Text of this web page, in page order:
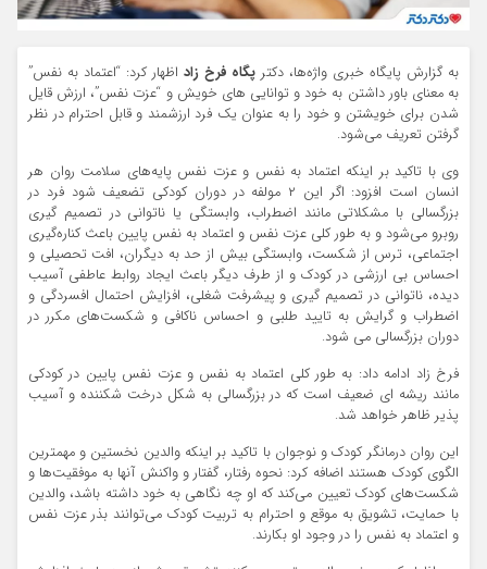
به گزارش پایگاه خبری واژه‌ها، دکتر پگاه فرخ زاد اظهار کرد: “اعتماد به نفس”
به معنای باور داشتن به خود و توانایی های خویش و “عزت نفس”، ارزش قایل
شدن برای خویشتن و خود را به عنوان یک فرد ارزشمند و قابل احترام در نظر
گرفتن تعریف می‌شود.
وی با تاکید بر اینکه اعتماد به نفس و عزت نفس پایه‌های سلامت روان هر
انسان است افزود: اگر این ۲ مولفه در دوران کودکی تضعیف شود فرد در
بزرگسالی با مشکلاتی مانند اضطراب، وابستگی یا ناتوانی در تصمیم گیری
روبرو می‌شود و به طور کلی عزت نفس و اعتماد به نفس پایین باعث کناره‌گیری
اجتماعی، ترس از شکست، وابستگی بیش از حد به دیگران، افت تحصیلی و
احساس بی ارزشی در کودک و از طرف دیگر باعث ایجاد روابط عاطفی آسیب
دیده، ناتوانی در تصمیم گیری و پیشرفت شغلی، افزایش احتمال افسردگی و
اضطراب و گرایش به تایید طلبی و احساس ناکافی و شکست‌های مکرر در
دوران بزرگسالی می شود.
فرخ زاد ادامه داد: به طور کلی اعتماد به نفس و عزت نفس پایین در کودکی
مانند ریشه ای ضعیف است که در بزرگسالی به شکل درخت شکننده و آسیب
پذیر ظاهر خواهد شد.
این روان درمانگر کودک و نوجوان با تاکید بر اینکه والدین نخستین و مهمترین
الگوی کودک هستند اضافه کرد: نحوه رفتار، گفتار و واکنش آنها به موفقیت‌ها و
شکست‌های کودک تعیین می‌کند که او چه نگاهی به خود داشته باشد، والدین
با حمایت، تشویق به موقع و احترام به تربیت کودک می‌توانند بذر عزت نفس
و اعتماد به نفس را در وجود او بکارند.